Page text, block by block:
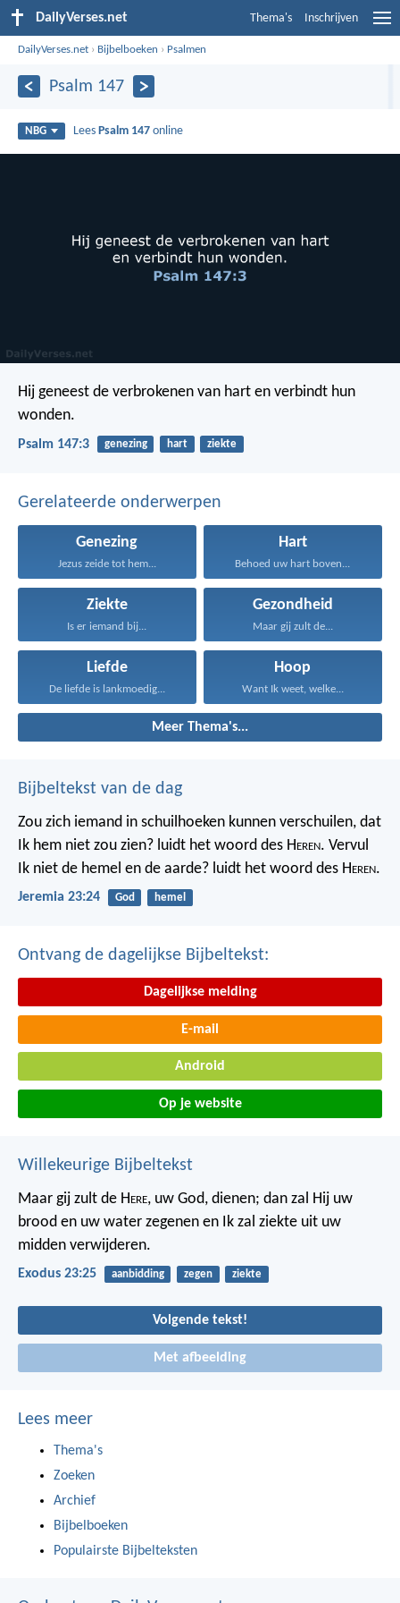
DailyVerses.net Thema's Inschrijven
DailyVerses.net › Bijbelboeken › Psalmen
Psalm 147
NBG Lees Psalm 147 online
Hij geneest de verbrokenen van hart en verbindt hun
wonden.
Psalm 147:3 genezing hart ziekte
Gerelateerde onderwerpen
Genezing
Jezus zeide tot hem...
Hart
Behoed uw hart boven...
Ziekte
Is er iemand bij...
Gezondheid
Maar gij zult de...
Liefde
De liefde is lankmoedig...
Hoop
Want Ik weet, welke...
Meer Thema's...
Bijbeltekst van de dag
Zou zich iemand in schuilhoeken kunnen verschuilen, dat
Ik hem niet zou zien? luidt het woord des Heren. Vervul
Ik niet de hemel en de aarde? luidt het woord des Heren.
Jeremia 23:24 God hemel
Ontvang de dagelijkse Bijbeltekst:
Dagelijkse melding
E-mail
Android
Op je website
Willekeurige Bijbeltekst
Maar gij zult de Here, uw God, dienen; dan zal Hij uw
brood en uw water zegenen en Ik zal ziekte uit uw
midden verwijderen.
Exodus 23:25 aanbidding zegen ziekte
Volgende tekst!
Met afbeelding
Lees meer
Thema's
Zoeken
Archief
Bijbelboeken
Populairste Bijbelteksten